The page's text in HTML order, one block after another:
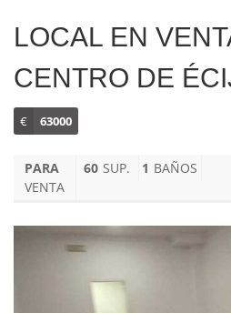
LOCAL EN
CENTRO DE
€ 63000
PARA
VENTA
60 SUP. 1 BAÑOS